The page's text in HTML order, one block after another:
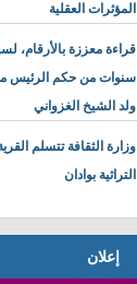
المؤثرات العقلية
قراءة معززة بالأرقام،
سنوات من حكم الرئيس
ولد الشيخ الغزواني
وزارة الثقافة تتسلم
التراثية بوادان
إعلان